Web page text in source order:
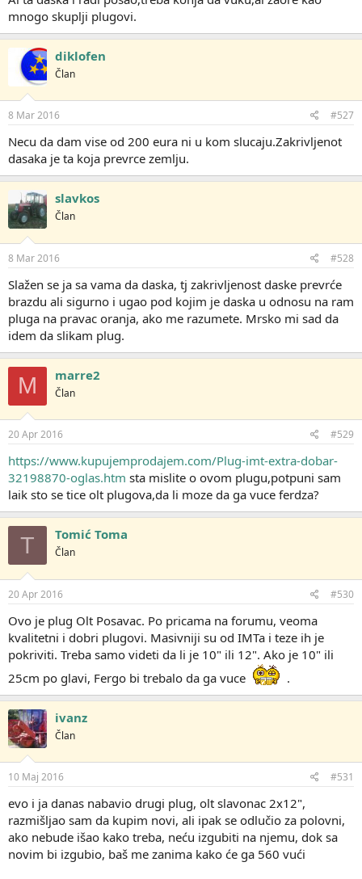
mnogo skuplji plugovi.
diklofen
Član
8 Mar 2016 #527
Necu da dam vise od 200 eura ni u kom slucaju.Zakrivljenot
dasaka je ta koja prevrce zemlju.
slavkos
Član
8 Mar 2016 #528
Slažen se ja sa vama da daska, tj zakrivljenost daske prevrće
brazdu ali sigurno i ugao pod kojim je daska u odnosu na ram
pluga na pravac oranja, ako me razumete. Mrsko mi sad da
idem da slikam plug.
M marre2
Član
20 Apr 2016 #529
https://www.kupujemprodajem.com/Plug-imt-extra-dobar-
32198870-oglas.htm sta mislite o ovom plugu,potpuni sam
laik sto se tice olt plugova,da li moze da ga vuce ferdza?
T Tomić Toma
Član
20 Apr 2016 #530
Ovo je plug Olt Posavac. Po pricama na forumu, veoma
kvalitetni i dobri plugovi. Masivniji su od IMTa i teze ih je
pokriviti. Treba samo videti da li je 10" ili 12". Ako je 10" ili
25cm po glavi, Fergo bi trebalo da ga vuce
.
ivanz
Član
10 Maj 2016 #531
evo i ja danas nabavio drugi plug, olt slavonac 2x12",
razmišljao sam da kupim novi, ali ipak se odlučio za polovni,
ako nebude išao kako treba, neću izgubiti na njemu, dok sa
novim bi izgubio, baš me zanima kako će ga 560 vući